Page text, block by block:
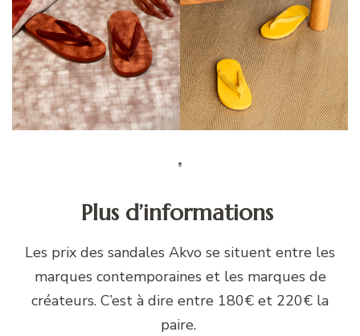
Plus d’informations
Les prix des sandales Akvo se situent entre les
marques contemporaines et les marques de
créateurs. C’est à dire entre 180€ et 220€ la
paire.